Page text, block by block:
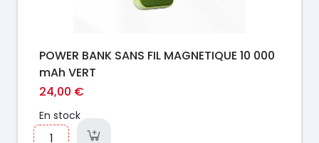
POWER BANK SANS FIL MAGNETIQUE 10 000
mAh VERT
24,00 €
En stock